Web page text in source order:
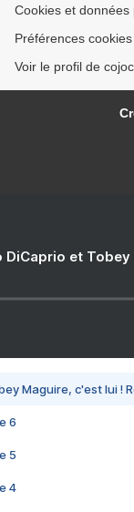
Cookies et données
Préférences cookies
Voir le profil de
DiCaprio et
Maguire, c'est lui !
6
5
4